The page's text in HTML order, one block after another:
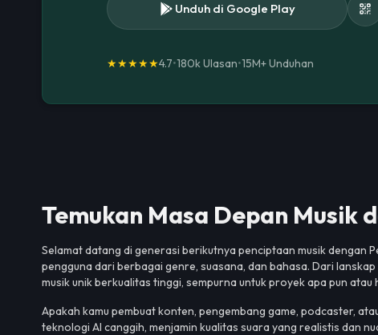
Unduh di Google Play
★★★★★4.7•180k Ulasan•15M+Unduhan
Temukan Masa Depan Musik
Selamat datang di generasi berikutnya penciptaan musik dengan
pengguna dari berbagai genre, suasana, dan bahasa. Dari
musik unik berkualitas tinggi, sempurna untuk proyek apa pun atau
Apakah kamu pembuat konten, pengembang game, podcaster,
teknologi AI canggih, menjamin kualitas suara yang realistis dan